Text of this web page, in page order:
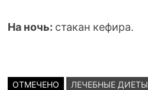
На ночь: стакан кефира.
ОТМЕЧЕНО ЛЕЧЕБНЫЕ ДИЕТЫ